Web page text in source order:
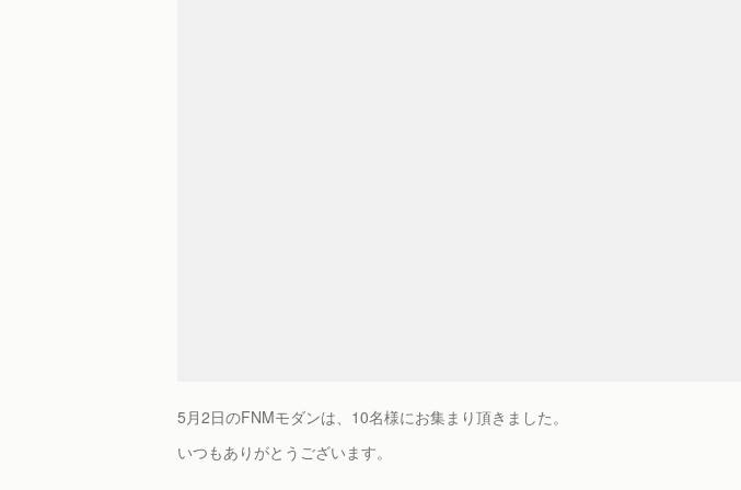
5月2日のFNMモダンは、10名様にお集まり頂きました。
いつもありがとうございます。